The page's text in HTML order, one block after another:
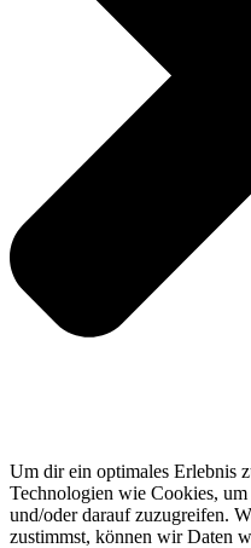
Um dir ein optimales Erlebnis
Technologien wie Cookies,
und/oder darauf zuzugreifen.
zustimmst, können wir Daten